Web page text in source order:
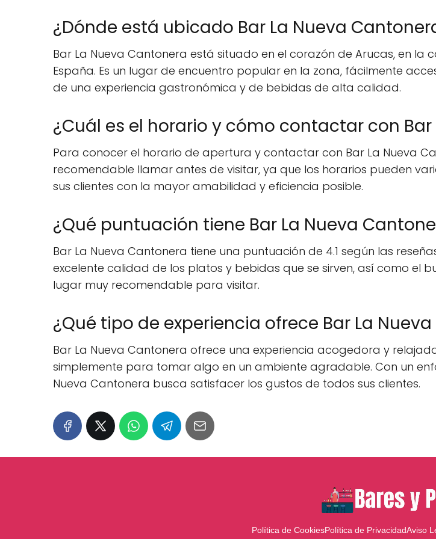
¿Dónde está ubicado Bar La Nueva
Bar La Nueva Cantonera está situado en el corazón de Arucas, en la
España. Es un lugar de encuentro popular en la zona, fácilmente
de una experiencia gastronómica y de bebidas de alta calidad.
¿Cuál es el horario y cómo contactar con
Para conocer el horario de apertura y contactar con Bar La Nueva
recomendable llamar antes de visitar, ya que los horarios pueden
sus clientes con la mayor amabilidad y eficiencia posible.
¿Qué puntuación tiene Bar La Nueva
Bar La Nueva Cantonera tiene una puntuación de 4.1 según las
excelente calidad de los platos y bebidas que se sirven, así como el
lugar muy recomendable para visitar.
¿Qué tipo de experiencia ofrece Bar La
Bar La Nueva Cantonera ofrece una experiencia acogedora y
simplemente para tomar algo en un ambiente agradable. Con un
Nueva Cantonera busca satisfacer los gustos de todos sus clientes.
Política de CookiesPolítica de PrivacidadAviso